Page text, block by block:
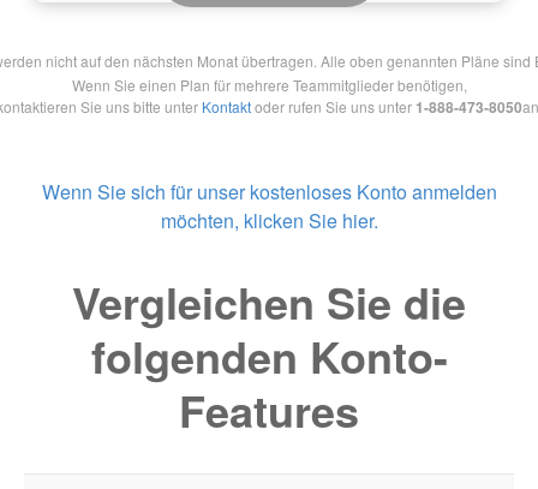
nicht auf den nächsten Monat übertragen. Alle oben genannten Pläne
Wenn Sie einen Plan für mehrere Teammitglieder benötigen,
Sie uns bitte unter Kontaktoder rufen Sie uns unter 1-888-473-8050
Wenn Sie sich für unser kostenloses Konto anmelden
möchten, klicken Sie hier.
Vergleichen Sie die
folgenden Konto-
Features